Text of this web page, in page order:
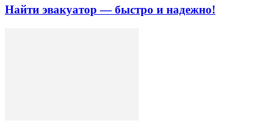
Найти эвакуатор — быстро и надежно!